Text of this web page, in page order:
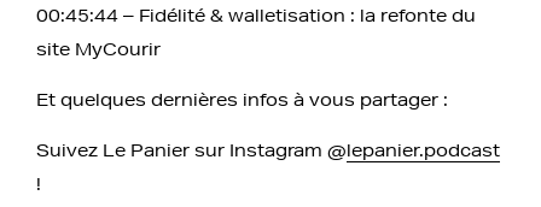
00:45:44 – Fidélité & walletisation : la refonte du
site MyCourir
Et quelques dernières infos à vous partager :
Suivez Le Panier sur Instagram @lepanier.podcast
!